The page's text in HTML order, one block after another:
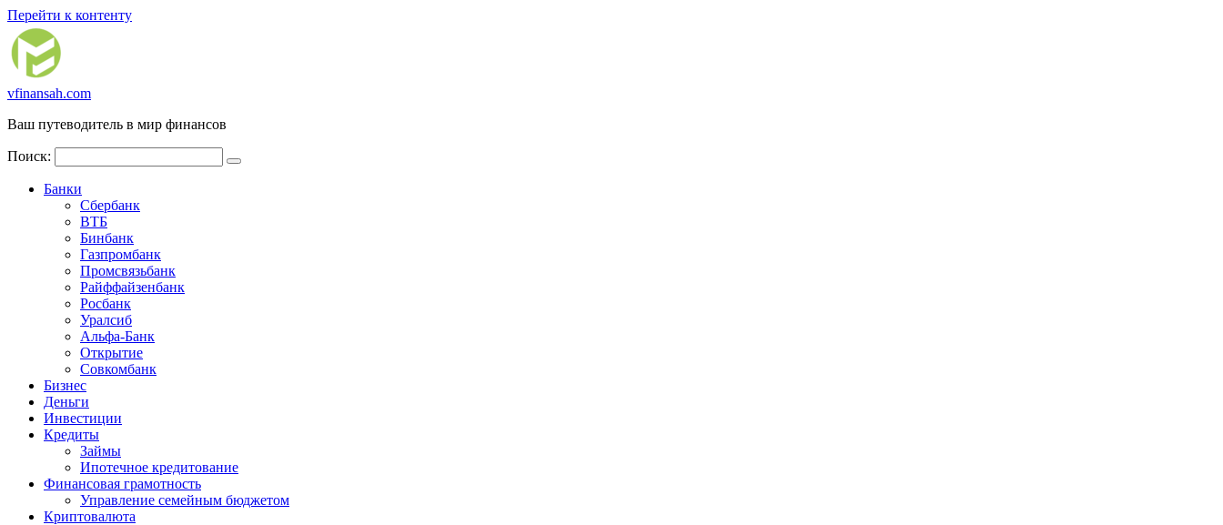
Перейти к контенту
vfinansah.com
Ваш путеводитель в мир финансов
Поиск:
Банки
Сбербанк
ВТБ
Бинбанк
Газпромбанк
Промсвязьбанк
Райффайзенбанк
Росбанк
Уралсиб
Альфа-Банк
Открытие
Совкомбанк
Бизнес
Деньги
Инвестиции
Кредиты
Займы
Ипотечное кредитование
Финансовая грамотность
Управление семейным бюджетом
Криптовалюта